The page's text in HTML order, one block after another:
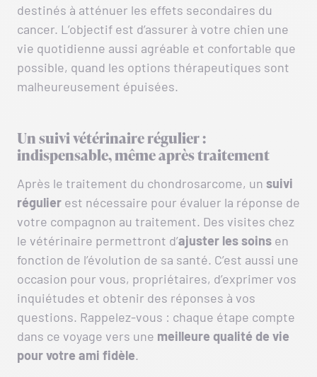
destinés à atténuer les effets secondaires du
cancer. L’objectif est d’assurer à votre chien une
vie quotidienne aussi agréable et confortable que
possible, quand les options thérapeutiques sont
malheureusement épuisées.
Un suivi vétérinaire régulier :
indispensable, même après traitement
Après le traitement du chondrosarcome, un suivi
régulier est nécessaire pour évaluer la réponse de
votre compagnon au traitement. Des visites chez
le vétérinaire permettront d’ajuster les soins en
fonction de l’évolution de sa santé. C’est aussi une
occasion pour vous, propriétaires, d’exprimer vos
inquiétudes et obtenir des réponses à vos
questions. Rappelez-vous : chaque étape compte
dans ce voyage vers une meilleure qualité de vie
pour votre ami fidèle.